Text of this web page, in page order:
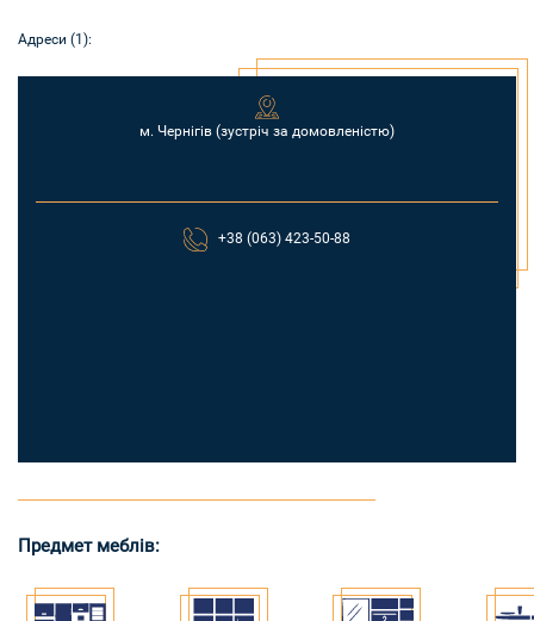
Адреси (1):
м. Чернігів (зустріч за домовленістю)
+38 (063) 423-50-88
Предмет меблів: